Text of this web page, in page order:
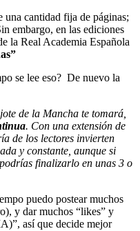
una cantidad fija de páginas;
embargo, en las ediciones
la Real Academia Española
se lee eso? De nuevo la
de la Mancha te tomará,
. Con una extensión de
de los lectores invierten
y constante, aunque si
finalizarlo en unas 3 o
puedo postear muchos
y dar muchos “likes” y
así que decide mejor